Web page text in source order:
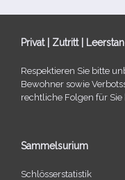
Privat | Zutritt |
Respektieren Sie bitte
Bewohner sowie
recht­li­che Folgen für Sie
Sammelsurium
Schlösserstatistik